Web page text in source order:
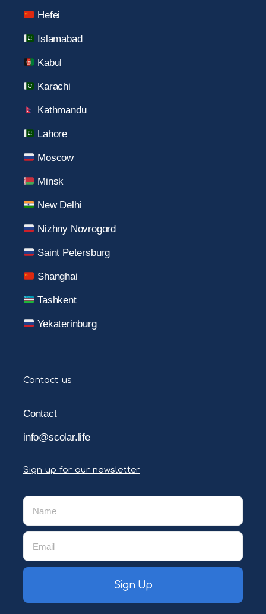
Hefei
Islamabad
Kabul
Karachi
Kathmandu
Lahore
Moscow
Minsk
New Delhi
Nizhny Novrogord
Saint Petersburg
Shanghai
Tashkent
Yekaterinburg
Contact us
Contact
info@scolar.life
Sign up for our newsletter
Sign Up